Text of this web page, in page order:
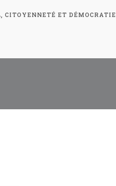
CITOYENNETÉ ET DÉMOCRATIE